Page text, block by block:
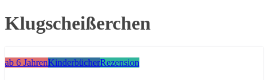
Klugscheißerchen
ab 6 JahrenKinderbücherRezension